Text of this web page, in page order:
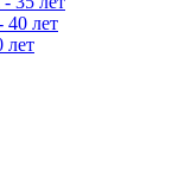
40 лет
лет